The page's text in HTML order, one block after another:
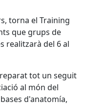
torna el Training
que grups de
realitzarà del 6 al
tot un seguit
al món del
d'anatomía,